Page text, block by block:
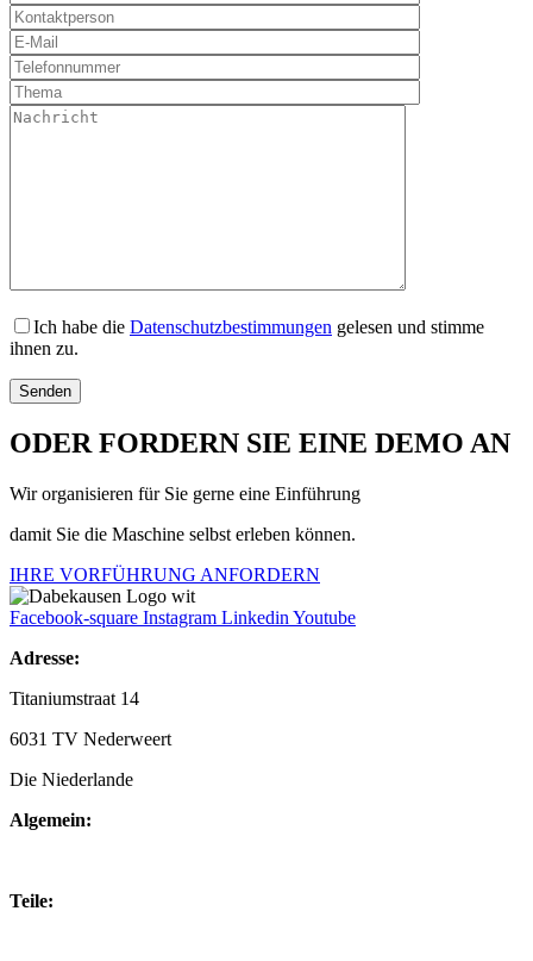
Ich habe die Datenschutzbestimmungen gelesen und stimme
ihnen zu.
ODER FORDERN SIE EINE DEMO AN
Wir organisieren für Sie gerne eine Einführung
damit Sie die Maschine selbst erleben können.
IHRE VORFÜHRUNG ANFORDERN
Facebook-square Instagram Linkedin Youtube
Adresse:
Titaniumstraat 14
6031 TV Nederweert
Die Niederlande
Algemein:
Teile: